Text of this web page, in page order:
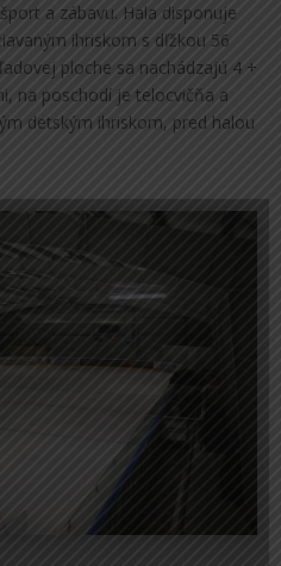
a zábavu. Hala disponuje
ihriskom s dľžkou 56
ploche sa nachádzajú 4 +
na poschodí je telocvičňa a
detským ihriskom, pred halou